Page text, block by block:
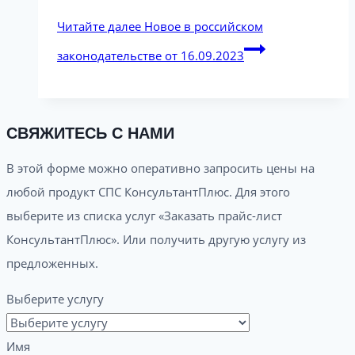
Читайте далее Новое в российском
законодательстве от 16.09.2023
СВЯЖИТЕСЬ С НАМИ
В этой форме можно оперативно запросить цены на
любой продукт СПС КонсультантПлюс. Для этого
выберите из списка услуг «Заказать прайс-лист
КонсультантПлюс». Или получить другую услугу из
предложенных.
Выберите услугу
Имя